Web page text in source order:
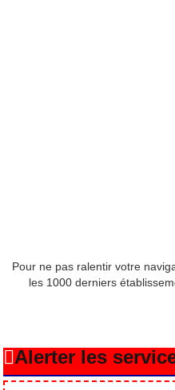
Pour ne pas ralentir votre
les 1000 derniers
Alerter les